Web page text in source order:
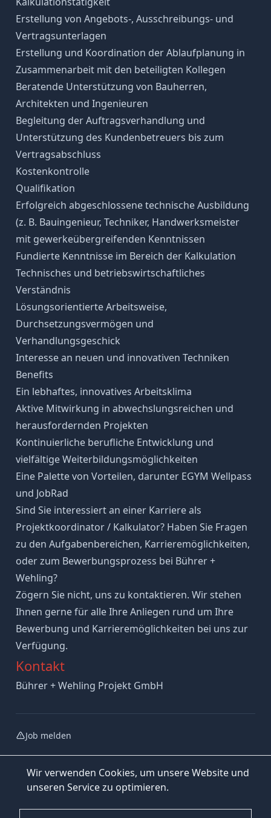
Wir verwenden Cookies, um unsere Website und
unseren Service zu optimieren.
Erstellung von Angebots-, Ausschreibungs- und
Vertragsunterlagen
Erstellung und Koordination der Ablaufplanung in
Zusammenarbeit mit den beteiligten Kollegen
Beratende Unterstützung von Bauherren,
Architekten und Ingenieuren
Begleitung der Auftragsverhandlung und
Unterstützung des Kundenbetreuers bis zum
Vertragsabschluss
Kostenkontrolle
Qualifikation
Erfolgreich abgeschlossene technische Ausbildung
(z. B. Bauingenieur, Techniker, Handwerksmeister
mit gewerkeübergreifenden Kenntnissen
Fundierte Kenntnisse im Bereich der Kalkulation
Technisches und betriebswirtschaftliches
Verständnis
Lösungsorientierte Arbeitsweise,
Durchsetzungsvermögen und
Verhandlungsgeschick
Interesse an neuen und innovativen Techniken
Benefits
Ein lebhaftes, innovatives Arbeitsklima
Aktive Mitwirkung in abwechslungsreichen und
herausfordernden Projekten
Kontinuierliche berufliche Entwicklung und
vielfältige Weiterbildungsmöglichkeiten
Eine Palette von Vorteilen, darunter EGYM Wellpass
und JobRad
Sind Sie interessiert an einer Karriere als
Projektkoordinator / Kalkulator? Haben Sie Fragen
zu den Aufgabenbereichen, Karrieremöglichkeiten,
oder zum Bewerbungsprozess bei Bührer +
Wehling?
Zögern Sie nicht, uns zu kontaktieren. Wir stehen
Ihnen gerne für alle Ihre Anliegen rund um Ihre
Bewerbung und Karrieremöglichkeiten bei uns zur
Verfügung.
Kontakt
Bührer + Wehling Projekt GmbH
Job melden